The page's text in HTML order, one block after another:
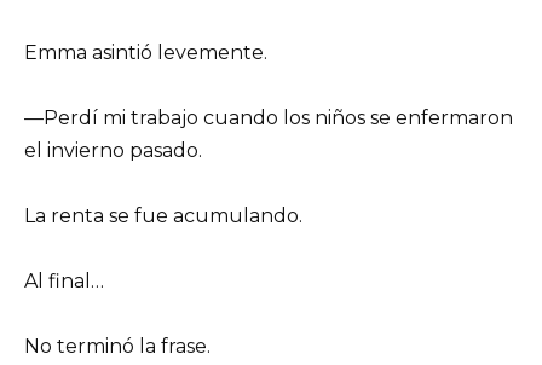
Emma asintió levemente.
—Perdí mi trabajo cuando los niños se enfermaron
el invierno pasado.
La renta se fue acumulando.
Al final…
No terminó la frase.